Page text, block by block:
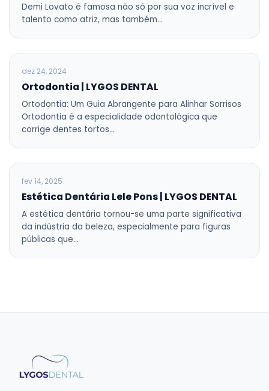
Demi Lovato é famosa não só por sua voz incrível e
talento como atriz, mas também…
BLOG
dez 24, 2024
Ortodontia | LYGOS DENTAL
Ortodontia: Um Guia Abrangente para Alinhar Sorrisos
Ortodontia é a especialidade odontológica que
corrige dentes tortos…
BLOG
fev 14, 2025
Estética Dentária Lele Pons | LYGOS DENTAL
A estética dentária tornou-se uma parte significativa
da indústria da beleza, especialmente para figuras
públicas que…